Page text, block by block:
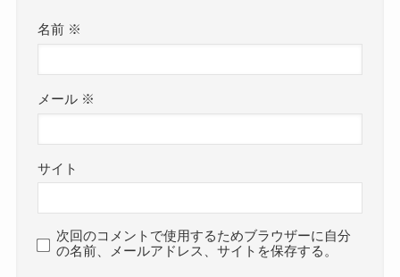
名前 ※
メール ※
サイト
次回のコメントで使用するためブラウザーに自分
の名前、メールアドレス、サイトを保存する。